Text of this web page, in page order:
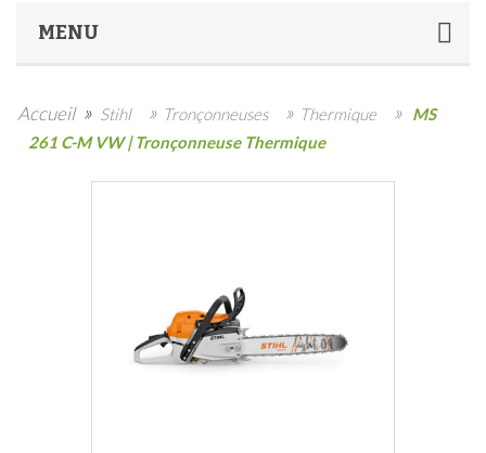
MENU
Accueil » Stihl » Tronçonneuses » Thermique » MS
261 C-M VW | Tronçonneuse Thermique